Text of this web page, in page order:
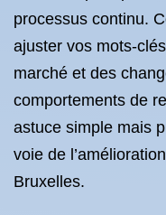
processus continu.
ajuster vos mots-
marché et des
comportements de
astuce simple mais
voie de
Bruxelles.